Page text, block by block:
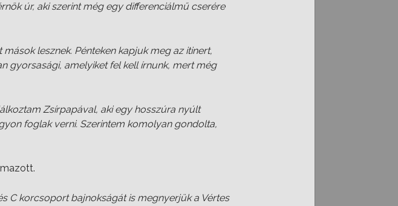
úr, aki szerint még egy differenciálmű cserére
lesznek. Pénteken kapjuk meg az itinert,
gyorsasági, amelyiket fel kell írnunk, mert még
Zsírpapával, aki egy hosszúra nyúlt
foglak verni. Szerintem komolyan gondolta,
C korcsoport bajnokságát is megnyerjük a Vértes